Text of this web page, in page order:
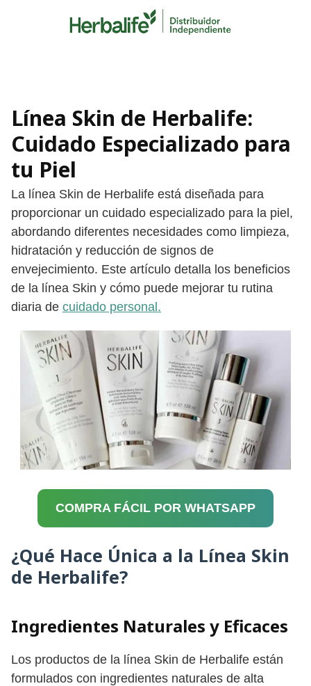
Línea Skin de Herbalife:
Cuidado Especializado para
tu Piel
La línea Skin de Herbalife está diseñada para
proporcionar un cuidado especializado para la piel,
abordando diferentes necesidades como limpieza,
hidratación y reducción de signos de
envejecimiento. Este artículo detalla los beneficios
de la línea Skin y cómo puede mejorar tu rutina
diaria de cuidado personal.
COMPRA FÁCIL POR WHATSAPP
¿Qué Hace Única a la Línea Skin
de Herbalife?
Ingredientes Naturales y Eficaces
Los productos de la línea Skin de Herbalife están
formulados con ingredientes naturales de alta